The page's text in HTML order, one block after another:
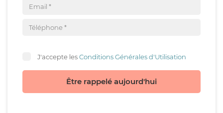
J'accepte lesConditions Générales d'Utilisation
Être rappelé aujourd'hui